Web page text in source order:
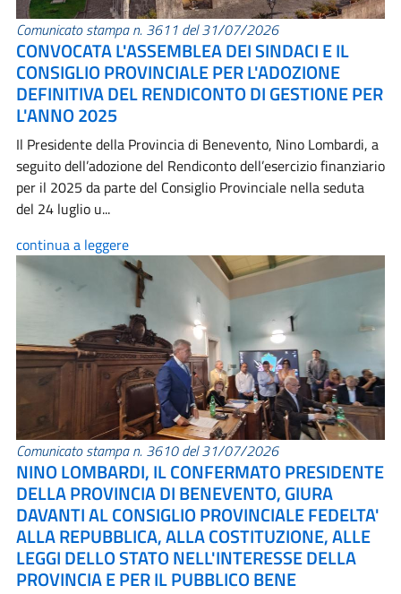
Comunicato stampa n. 3611 del 31/07/2026
CONVOCATA L'ASSEMBLEA DEI SINDACI E IL
CONSIGLIO PROVINCIALE PER L'ADOZIONE
DEFINITIVA DEL RENDICONTO DI GESTIONE PER
L'ANNO 2025
Il Presidente della Provincia di Benevento, Nino Lombardi, a
seguito dell’adozione del Rendiconto dell’esercizio finanziario
per il 2025 da parte del Consiglio Provinciale nella seduta
del 24 luglio u...
continua a leggere
Comunicato stampa n. 3610 del 31/07/2026
NINO LOMBARDI, IL CONFERMATO PRESIDENTE
DELLA PROVINCIA DI BENEVENTO, GIURA
DAVANTI AL CONSIGLIO PROVINCIALE FEDELTA'
ALLA REPUBBLICA, ALLA COSTITUZIONE, ALLE
LEGGI DELLO STATO NELL'INTERESSE DELLA
PROVINCIA E PER IL PUBBLICO BENE